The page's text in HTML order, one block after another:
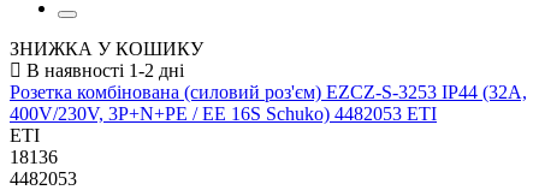
ЗНИЖКА У КОШИКУ
Розетка комбінована (силовий роз'єм) EZCZ-S-3253 IP44 (32A,
400V/230V, 3P+N+PE / EE 16S Schuko) 4482053 ETI
ETI
18136
4482053